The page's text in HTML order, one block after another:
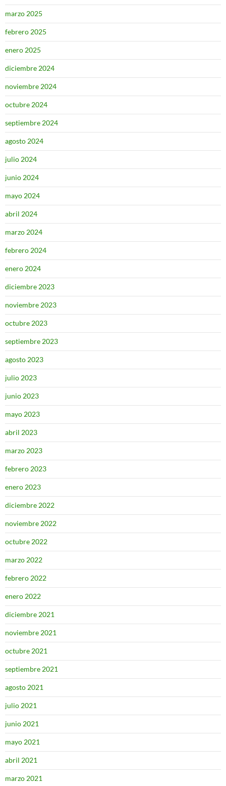
marzo 2025
febrero 2025
enero 2025
diciembre 2024
noviembre 2024
octubre 2024
septiembre 2024
agosto 2024
julio 2024
junio 2024
mayo 2024
abril 2024
marzo 2024
febrero 2024
enero 2024
diciembre 2023
noviembre 2023
octubre 2023
septiembre 2023
agosto 2023
julio 2023
junio 2023
mayo 2023
abril 2023
marzo 2023
febrero 2023
enero 2023
diciembre 2022
noviembre 2022
octubre 2022
marzo 2022
febrero 2022
enero 2022
diciembre 2021
noviembre 2021
octubre 2021
septiembre 2021
agosto 2021
julio 2021
junio 2021
mayo 2021
abril 2021
marzo 2021